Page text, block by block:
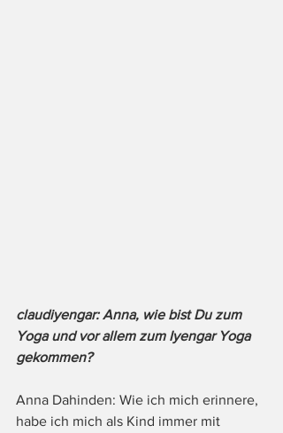
claudiyengar: Anna, wie bist Du zum
Yoga und vor allem zum Iyengar Yoga
gekommen?
Anna Dahinden: Wie ich mich erinnere,
habe ich mich als Kind immer mit